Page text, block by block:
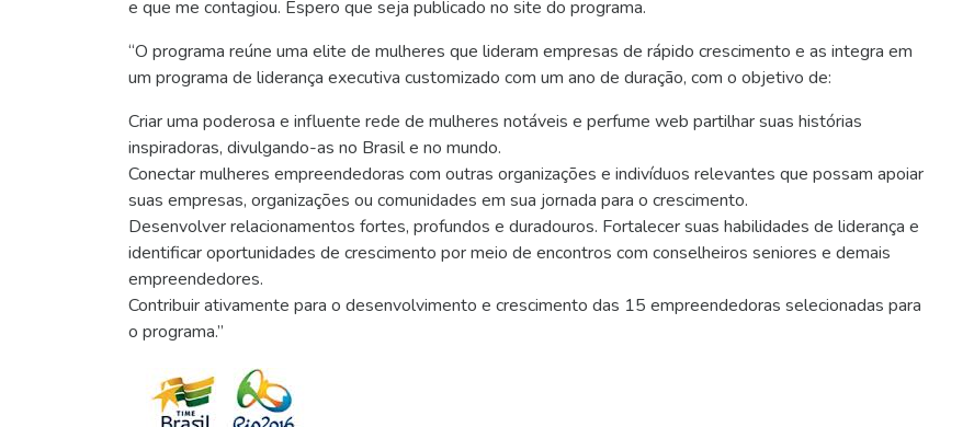
e que me contagiou. Espero que seja publicado no site do programa.
“O programa reúne uma elite de mulheres que lideram empresas de rápido crescimento e as integra em
um programa de liderança executiva customizado com um ano de duração, com o objetivo de:
Criar uma poderosa e influente rede de mulheres notáveis e perfume web partilhar suas histórias
inspiradoras, divulgando-as no Brasil e no mundo.
Conectar mulheres empreendedoras com outras organizações e indivíduos relevantes que possam apoiar
suas empresas, organizações ou comunidades em sua jornada para o crescimento.
Desenvolver relacionamentos fortes, profundos e duradouros. Fortalecer suas habilidades de liderança e
identificar oportunidades de crescimento por meio de encontros com conselheiros seniores e demais
empreendedores.
Contribuir ativamente para o desenvolvimento e crescimento das 15 empreendedoras selecionadas para
o programa.”